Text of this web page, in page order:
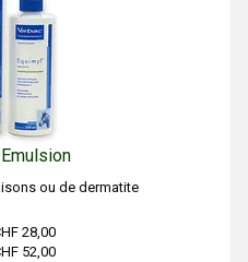
ou de dermatite
28,00
52,00